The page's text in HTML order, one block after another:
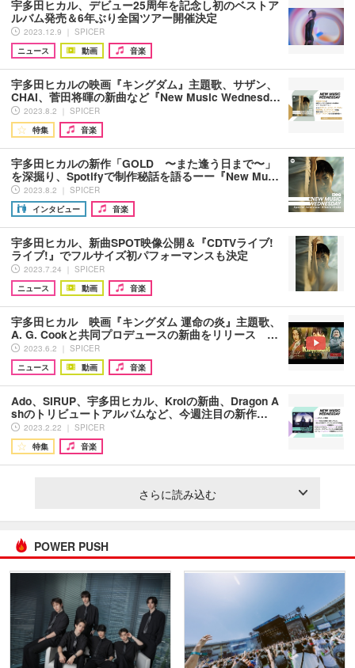
宇多田ヒカル、デビュー25周年を記念し初のベストア
ルバム発売＆6年ぶり全国ツアー開催決定
2023.12.9 ｜ SPICER
ニュース
動画 音楽
宇多田ヒカルの映画『キングダム』主題歌、サザン、
CHAI、菅田将暉の新曲など『New Music Wednesd…
2023.8.2 ｜ SPICER
特集
音楽
宇多田ヒカルの新作「GOLD 〜また逢う日まで〜」
を深掘り、Spotifyで制作秘話を語るーー『New Mu…
2023.8.2 ｜ SPICER
インタビュー
音楽
宇多田ヒカル、新曲SPOT映像公開＆『CDTVライブ!
ライブ!』でフルサイズ初パフォーマンスも決定
2023.7.24 ｜ SPICER
ニュース
動画 音楽
宇多田ヒカル 映画『キングダム 運命の炎』主題歌、
A. G. Cookと共同プロデュースの新曲をリリース …
2023.6.2 ｜ SPICER
ニュース
動画 音楽
Ado、SIRUP、宇多田ヒカル、Kroiの新曲、Dragon A
shのトリビュートアルバムなど、今週注目の新作…
2023.2.22 ｜ SPICER
特集
音楽
さらに読み込む
POWER PUSH